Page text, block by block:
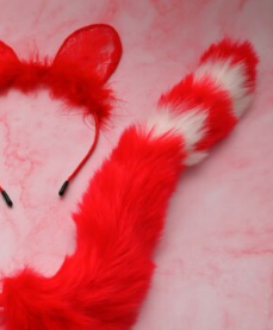
ΠΡΟΣΘΗΚΗ
ΣΤΟ ΚΑΛΑΘΙ